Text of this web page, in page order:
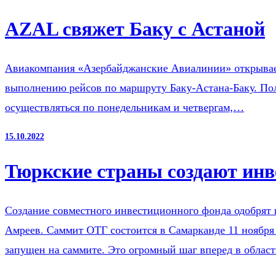
AZAL свяжет Баку с Астаной
Авиакомпания «Азербайджанские Авиалинии»
выполнению рейсов по маршруту Баку-Астана-Баку.
осуществляться по понедельникам и четвергам,…
15.10.2022
Тюркские страны создают
Создание совместного инвестиционного фонда
Амреев. Саммит ОТГ состоится в Самарканде 11
запущен на саммите. Это огромный шаг вперед в